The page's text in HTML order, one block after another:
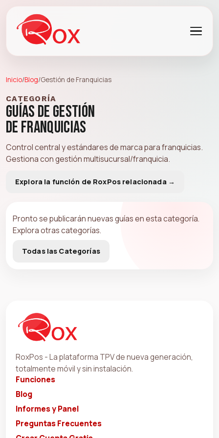
Inicio/Blog/Gestión de Franquicias
CATEGORÍA
Guías de Gestión
de Franquicias
Control central y estándares de marca para franquicias.
Gestiona congestión multisucursal/franquicia.
Explora la función de RoxPos relacionada →
Pronto se publicarán nuevas guías en esta categoría.
Explora otras categorías.
Todas las Categorías
RoxPos - La plataforma TPV de nueva generación,
totalmente móvil y sin instalación.
Funciones
Blog
Informes y Panel
Preguntas Frecuentes